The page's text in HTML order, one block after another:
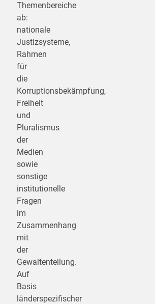
Themenbereiche
ab:
nationale
Justizsysteme,
Rahmen
für
die
Korruptionsbekämpfung,
Freiheit
und
Pluralismus
der
Medien
sowie
sonstige
institutionelle
Fragen
im
Zusammenhang
mit
der
Gewaltenteilung.
Auf
Basis
länderspezifischer